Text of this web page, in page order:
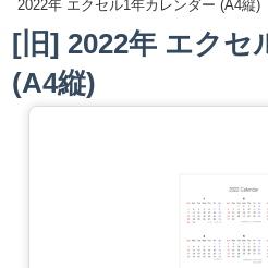
2022年 エクセル1年カレンダー (A4縦)
[旧] 2022年 エクセ
(A4縦)